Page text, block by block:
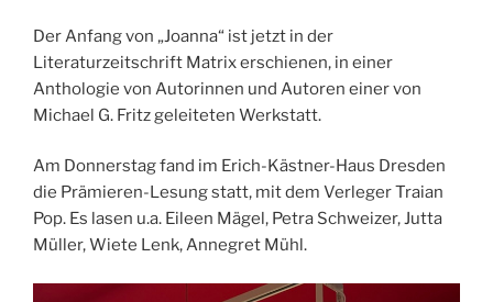
Der Anfang von „Joanna“ ist jetzt in der
Literaturzeitschrift Matrix erschienen, in einer
Anthologie von Autorinnen und Autoren einer von
Michael G. Fritz geleiteten Werkstatt.
Am Donnerstag fand im Erich-Kästner-Haus Dresden
die Prämieren-Lesung statt, mit dem Verleger Traian
Pop. Es lasen u.a. Eileen Mägel, Petra Schweizer, Jutta
Müller, Wiete Lenk, Annegret Mühl.